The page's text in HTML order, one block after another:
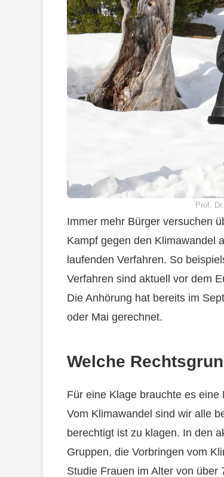
Prof.
Immer mehr Bürger versuchen
Kampf gegen den Klimawandel
laufenden Verfahren. So
Verfahren sind aktuell vor dem
Die Anhörung hat bereits im
oder Mai gerechnet.
Welche
Für eine Klage brauchte es
Vom Klimawandel sind wir alle
berechtigt ist zu klagen. In den
Gruppen, die Vorbringen vom
Studie Frauen im Alter von